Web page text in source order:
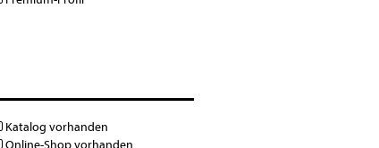
Katalog vorhanden